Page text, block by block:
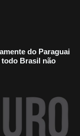
do Paraguai
Brasil não